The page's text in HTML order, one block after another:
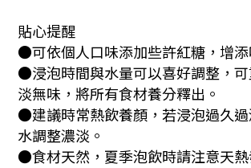
貼心提醒
●可依個人口味添加些許紅糖，增添
●浸泡時間與水量可以喜好調整，
淡無味，將所有食材養分釋出。
●建議時常熱飲養顏，若浸泡過久
水調整濃淡。
●食材天然，夏季泡飲時請注意天熱